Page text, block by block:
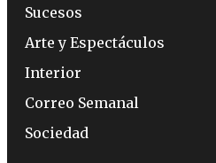
Sucesos
Arte y Espectáculos
Interior
Correo Semanal
Sociedad